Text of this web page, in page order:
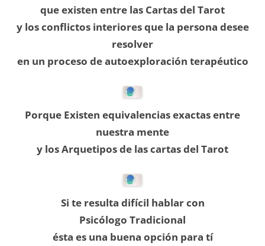
que existen entre las Cartas del Tarot
y los conflictos interiores que la persona desee
resolver
en un proceso de autoexploración terapéutico
Porque Existen equivalencias exactas entre
nuestra mente
y los Arquetipos de las cartas del Tarot
Si te resulta difícil hablar con
Psicólogo Tradicional
ésta es una buena opción para tí